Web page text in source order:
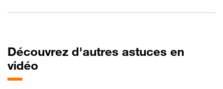
Découvrez d'autres astuces en
vidéo